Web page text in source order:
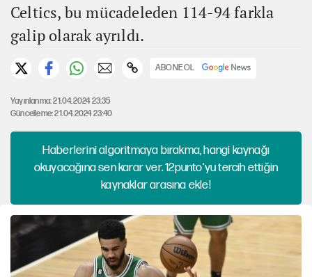
Celtics, bu mücadeleden 114-94 farkla
galip olarak ayrıldı.
ABONE OL
Yayınlanma: 21.04.2024 23:35
Güncelleme: 21.04.2024 23:40
Haberlerini algoritmaya bırakma, hangi kaynağı
okuyacağına sen karar ver. 12punto'yu tercih ettiğin
kaynaklar arasına ekle!